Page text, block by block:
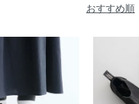
おすすめ順